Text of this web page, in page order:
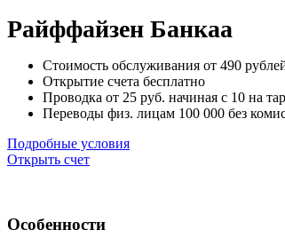
Райффайзен Банкаа
Стоимость обслуживания от 490
Открытие счета бесплатно
Проводка от 25 руб. начиная с 10 на
Переводы физ. лицам 100 000 без
Подробные условия
Открыть счет
Особенности